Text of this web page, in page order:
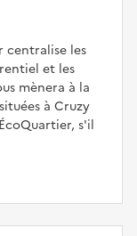
centralise les
et les
mènera à la
à Cruzy
s'il